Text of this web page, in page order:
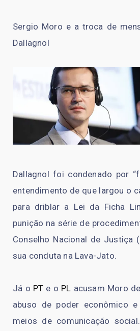
Sergio Moro e a troca de
Dallagnol
Dallagnol foi condenado por
entendimento de que largou o
para driblar a Lei da Ficha
punição na série de
Conselho Nacional de Justiça (
sua conduta na Lava-Jato.
Já o PT e o PL acusam Moro
abuso de poder econômico
meios de comunicação